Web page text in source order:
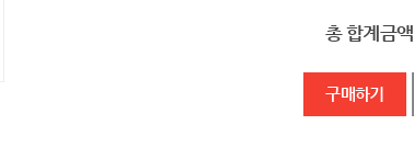
총 합계금액
구매하기